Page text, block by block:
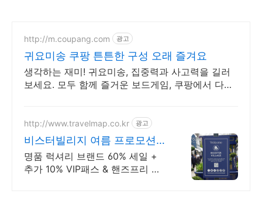
http://m.coupang.com 광고
귀요미송 쿠팡 튼튼한 구성 오래 즐겨요
생각하는 재미! 귀요미송, 집중력과 사고력을 길러
보세요. 모두 함께 즐거운 보드게임, 쿠팡에서 다양
http://www.travelmap.co.kr 광고
비스터빌리지 여름 프로모션
트래블맵
명품 럭셔리 브랜드 60% 세일 +
추가 10% VIP패스 & 핸즈프리 쇼